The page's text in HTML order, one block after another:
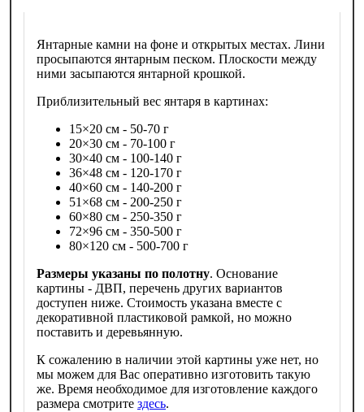
Янтарные камни на фоне и открытых местах. Лини
просыпаются янтарным песком. Плоскости между
ними засыпаются янтарной крошкой.
Приблизительный вес янтаря в картинах:
15×20 см - 50-70 г
20×30 см - 70-100 г
30×40 см - 100-140 г
36×48 см - 120-170 г
40×60 см - 140-200 г
51×68 см - 200-250 г
60×80 см - 250-350 г
72×96 см - 350-500 г
80×120 см - 500-700 г
Размеры указаны по полотну. Основание
картины - ДВП, перечень других вариантов
доступен ниже. Стоимость указана вместе с
декоративной пластиковой рамкой, но можно
поставить и деревьянную.
К сожалению в наличии этой картины уже нет, но
мы можем для Вас оперативно изготовить такую
же. Время необходимое для изготовление каждого
размера смотрите здесь.